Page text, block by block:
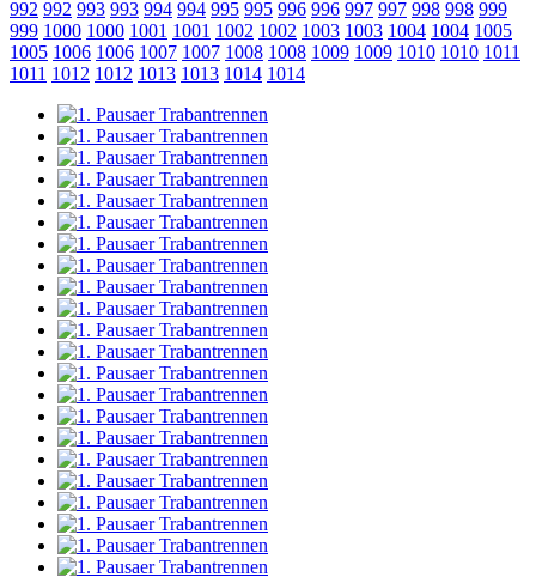
992 992 993 993 994 994 995 995 996 996 997 997 998 998 999
999 1000 1000 1001 1001 1002 1002 1003 1003 1004 1004 1005
1005 1006 1006 1007 1007 1008 1008 1009 1009 1010 1010 1011
1011 1012 1012 1013 1013 1014 1014